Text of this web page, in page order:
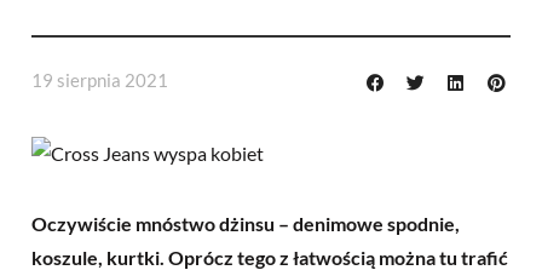
19 sierpnia 2021
Oczywiście mnóstwo dżinsu – denimowe spodnie,
koszule, kurtki. Oprócz tego z łatwością można tu trafić